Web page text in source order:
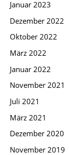
Januar 2023
Dezember 2022
Oktober 2022
März 2022
Januar 2022
November 2021
Juli 2021
März 2021
Dezember 2020
November 2019